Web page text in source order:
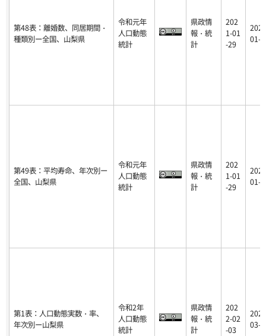
第48表：離婚数、同居期間・
種類別ー全国、山梨県
令和元年
人口動態
統計
県政情
報・統
計
202
1-01
-29
01-
第49表：平均寿命、年次別ー
全国、山梨県
令和元年
人口動態
統計
県政情
報・統
計
202
1-01
-29
01-
第1表：人口動態実数・率、
年次別ー山梨県
令和2年
人口動態
統計
県政情
報・統
計
202
2-02
-03
03-